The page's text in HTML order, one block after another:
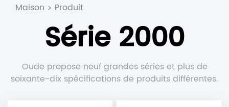
Maison > Produit
Série 2000
Oude propose neuf grandes séries et plus de
soixante-dix spécifications de produits différentes.